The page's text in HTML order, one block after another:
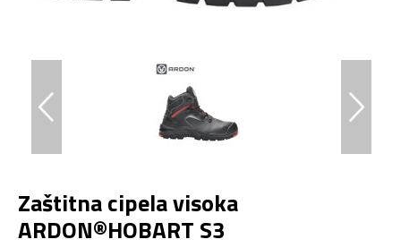
Zaštitna cipela visoka
ARDON®HOBART S3